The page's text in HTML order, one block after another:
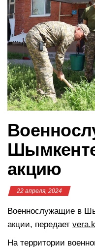
акцию
22 апреля, 2024
Военнослужащие в
акции, передает
На территории